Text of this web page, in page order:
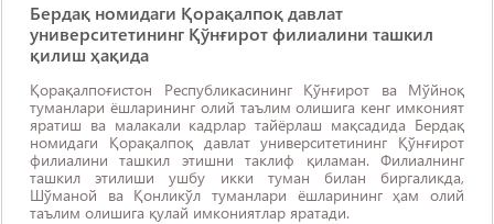
Бердақ номидаги Қорақалпоқ давлат
университетининг Қўнғирот филиалини ташкил
қилиш ҳақида
Қорақалпоғистон Республикасининг Қўнғирот ва Мўйноқ
туманлари ёшларининг олий таълим олишига кенг имконият
яратиш ва малакали кадрлар тайёрлаш мақсадида Бердақ
номидаги Қорақалпоқ давлат университетининг Қўнғирот
филиалини ташкил этишни таклиф қиламан. Филиалнинг
ташкил этилиши ушбу икки туман билан биргаликда,
Шўманой ва Қонликўл туманлари ёшларининг ҳам олий
таълим олишига қулай имкониятлар яратади.